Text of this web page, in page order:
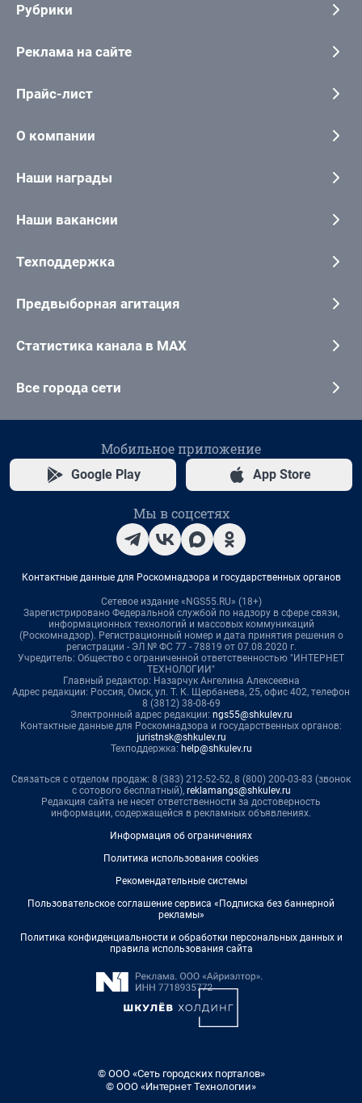
Рубрики
Реклама на сайте
Прайс-лист
О компании
Наши награды
Наши вакансии
Техподдержка
Предвыборная агитация
Статистика канала в MAX
Все города сети
Мобильное приложение
Google Play App Store
Мы в соцсетях
Контактные данные для Роскомнадзора и государственных органов
Сетевое издание «NGS55.RU» (18+)
Зарегистрировано Федеральной службой по надзору в сфере связи,
информационных технологий и массовых коммуникаций
(Роскомнадзор). Регистрационный номер и дата принятия решения о
регистрации - ЭЛ № ФС 77 - 78819 от 07.08.2020 г.
Учредитель: Общество с ограниченной ответственностью "ИНТЕРНЕТ
ТЕХНОЛОГИИ"
Главный редактор: Назарчук Ангелина Алексеевна
Адрес редакции: Россия, Омск, ул. Т. К. Щербанева, 25, офис 402, телефон
8 (3812) 38-08-69
Электронный адрес редакции: ngs55@shkulev.ru
Контактные данные для Роскомнадзора и государственных органов:
juristnsk@shkulev.ru
Техподдержка: help@shkulev.ru
Связаться с отделом продаж: 8 (383) 212-52-52, 8 (800) 200-03-83 (звонок
с сотового бесплатный), reklamangs@shkulev.ru
Редакция сайта не несет ответственности за достоверность
информации, содержащейся в рекламных объявлениях.
Информация об ограничениях
Политика использования cookies
Рекомендательные системы
Пользовательское соглашение сервиса «Подписка без баннерной
рекламы»
Политика конфиденциальности и обработки персональных данных и
правила использования сайта
© ООО «Сеть городских порталов»
© ООО «Интернет Технологии»